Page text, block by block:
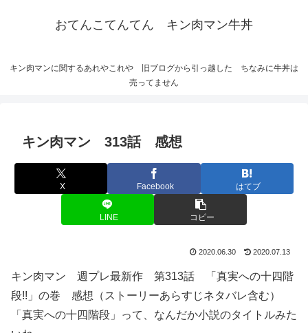
おてんこてんてん キン肉マン牛丼
キン肉マンに関するあれやこれや 旧ブログから引っ越した ちなみに牛丼は
売ってません
キン肉マン 313話 感想
X Facebook はてブ
LINE コピー
2020.06.30 2020.07.13
キン肉マン 週プレ最新作 第313話 「真実への十四階
段!!」の巻 感想（ストーリーあらすじネタバレ含む）
「真実への十四階段」って、なんだか小説のタイトルみた